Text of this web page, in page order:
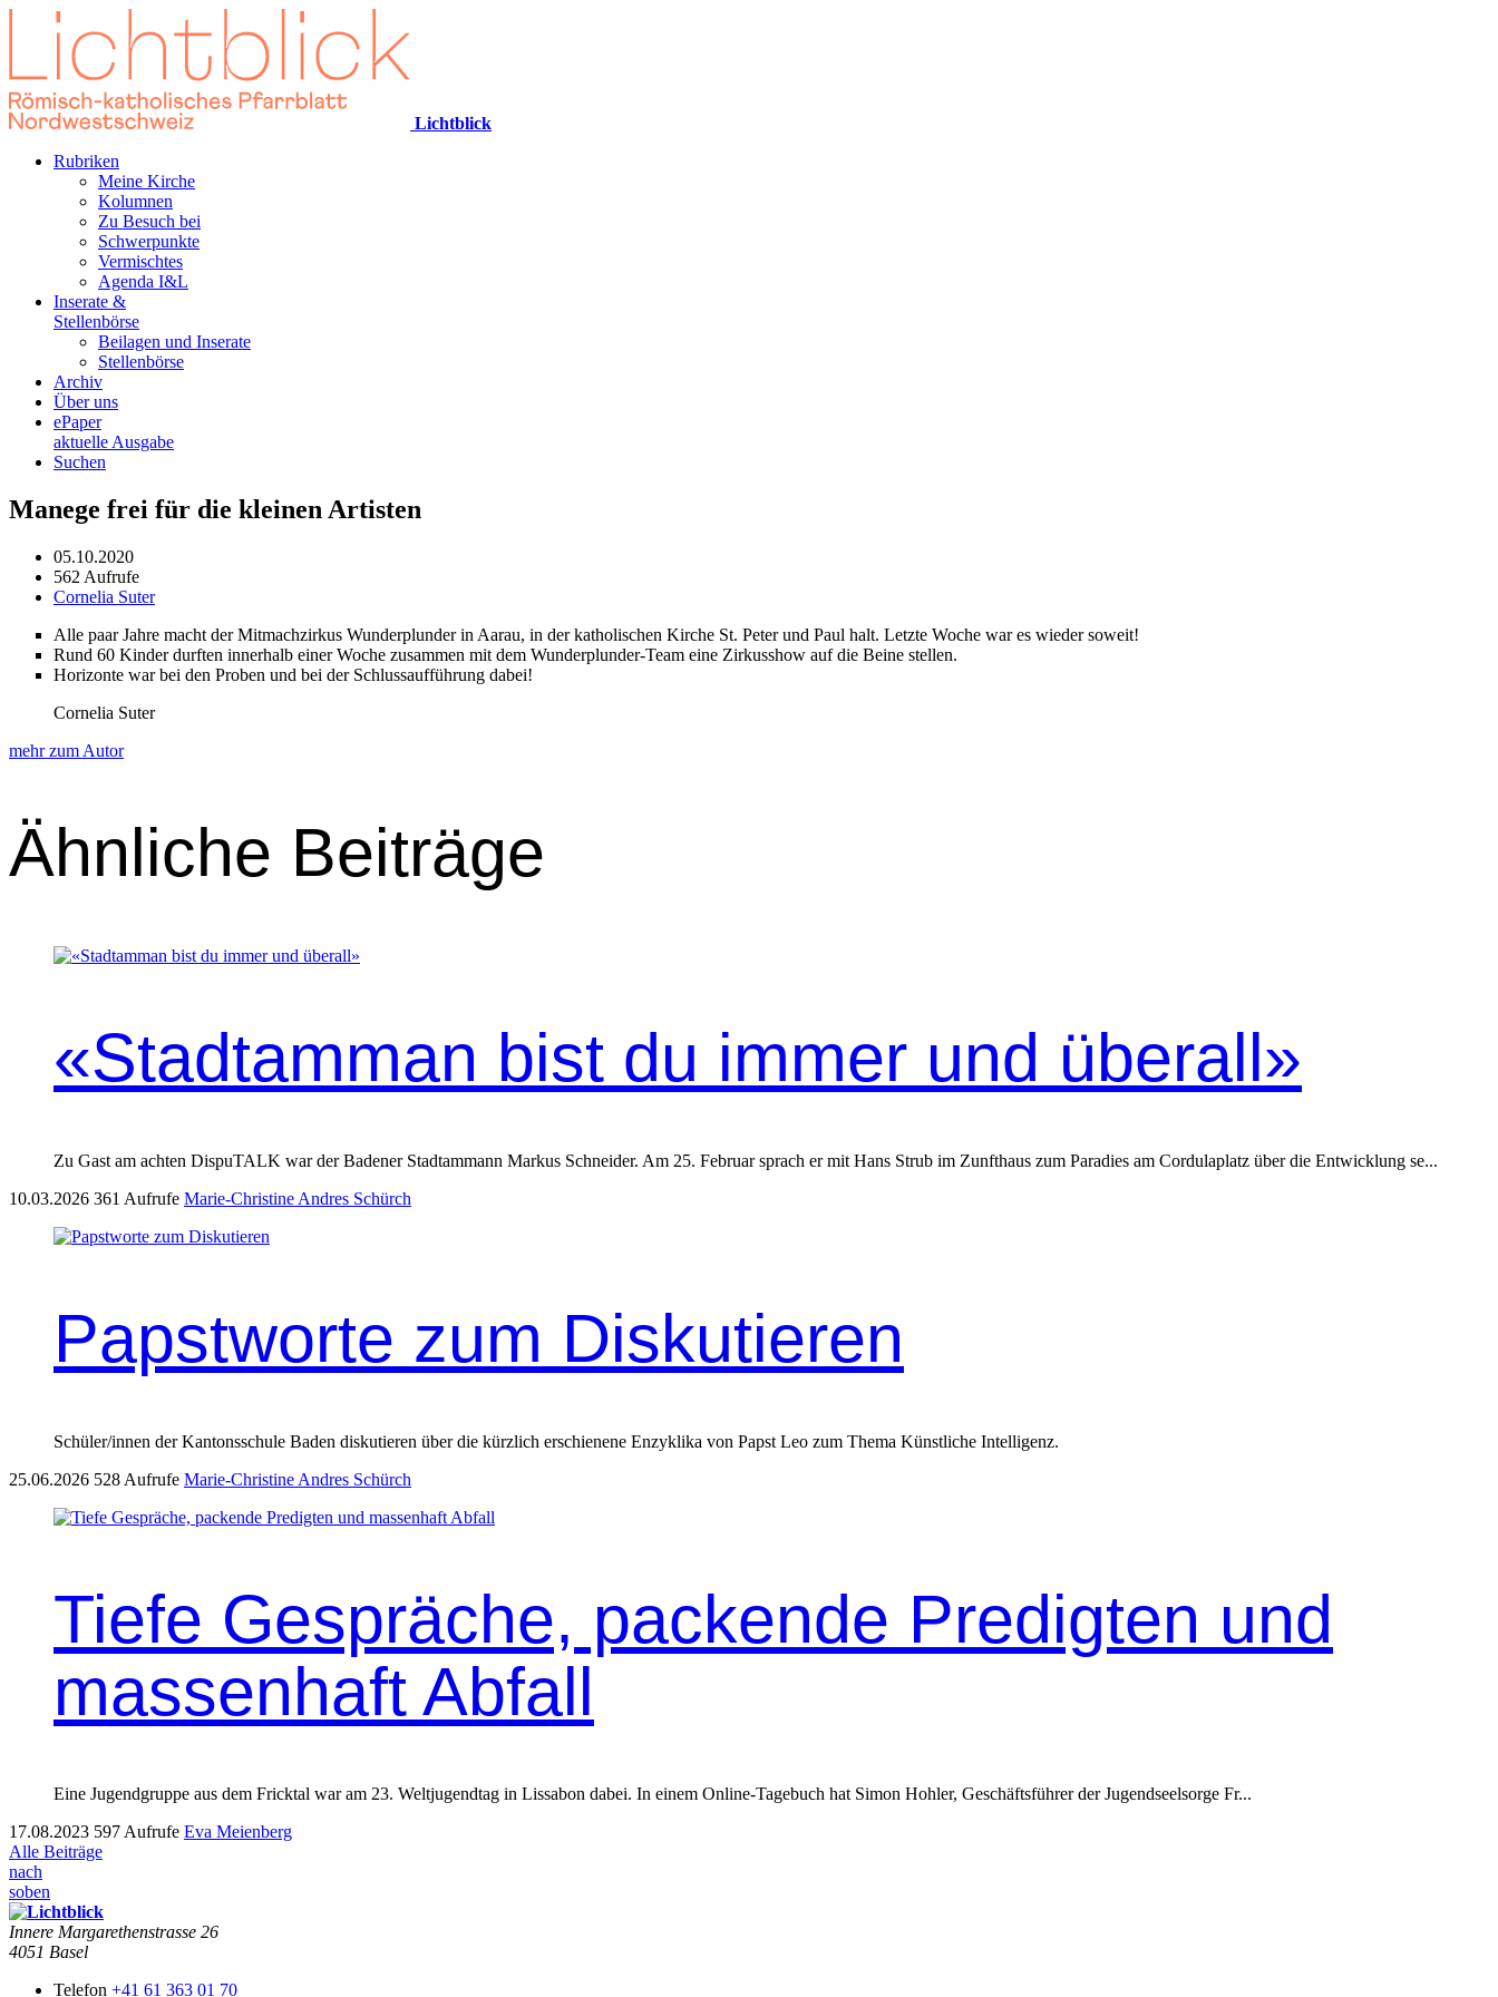
Lichtblick
Rubriken
Meine Kirche
Kolumnen
Zu Besuch bei
Schwerpunkte
Vermischtes
Agenda I&L
Inserate &
Stellenbörse
Beilagen und Inserate
Stellenbörse
Archiv
Über uns
ePaper
aktuelle Ausgabe
Suchen
Manege frei für die kleinen Artisten
05.10.2020
562 Aufrufe
Cornelia Suter
Alle paar Jahre macht der Mit­machzirkus Wun­der­plun­der in Aarau, in der katholis­chen Kirche St. Peter und Paul halt. Let­zte Woche war es wieder soweit!
Rund 60 Kinder durften inner­halb ein­er Woche zusam­men mit dem Wun­der­plun­der-Team eine Zirkusshow auf die Beine stellen.
Hor­i­zonte war bei den Proben und bei der Schlus­sauf­führung dabei!
Cornelia Suter
mehr zum Autor
Ähnliche Beiträge
«Stadtamman bist du immer und überall»
Zu Gast am achten DispuTALK war der Badener Stadtammann Markus Schneider. Am 25. Februar sprach er mit Hans Strub im Zunfthaus zum Paradies am Cordulaplatz über die Entwicklung se...
10.03.2026 361 Aufrufe Marie-Christine Andres Schürch
Papstworte zum Diskutieren
Schüler/innen der Kantonsschule Baden diskutieren über die kürzlich erschienene Enzyklika von Papst Leo zum Thema Künstliche Intelligenz.
25.06.2026 528 Aufrufe Marie-Christine Andres Schürch
Tiefe Gespräche, packende Predigten und
massenhaft Abfall
Eine Jugend­gruppe aus dem Frick­tal war am 23. Weltju­gend­tag in Liss­abon dabei. In einem Online-Tage­buch hat Simon Hohler, Geschäfts­führer der Jugend­seel­sorge Fr...
17.08.2023 597 Aufrufe Eva Meienberg
Alle Beiträge
nach
soben
Innere Mar­garethen­strasse 26
4051 Basel
Telefon +41 61 363 01 70